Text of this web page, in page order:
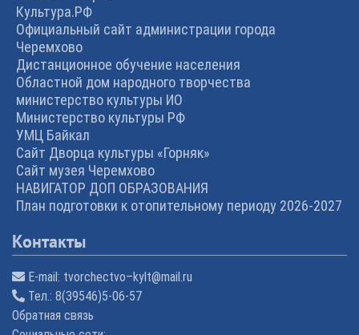
Культура.РФ
Официальный сайт администрации города
Черемхово
Дистанционное обучение населения
Областной дом народного творчества
министерство культуры ИО
Министерство культуры РФ
УМЦ Байкал
Сайт Дворца культуры «Горняк»
Сайт музея Черемхово
НАВИГАТОР ДОП ОБРАЗОВАНИЯ
План подготовки к отопительному периоду 2026-2027
Контакты
E-mail: tvorchectvo–kylt@mail.ru
Тел.: 8(39546)5-06-57
Обратная связь